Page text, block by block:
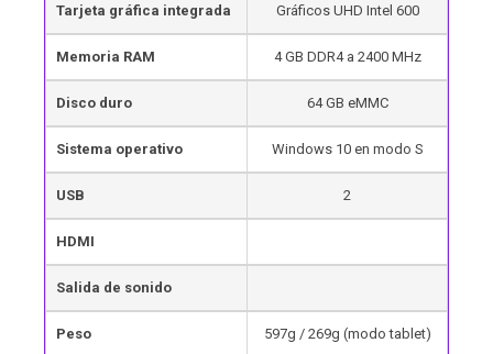
Tarjeta gráfica integrada Gráficos UHD Intel 600
Memoria RAM 4 GB DDR4 a 2400 MHz
Disco duro 64 GB eMMC
Sistema operativo Windows 10 en modo S
USB 2
HDMI
Salida de sonido
Peso 597g / 269g (modo tablet)